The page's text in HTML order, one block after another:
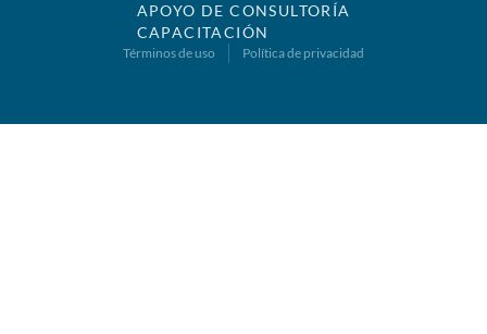
APOYO DE CONSULTORÍA
CAPACITACIÓN
Términos de uso Política de privacidad